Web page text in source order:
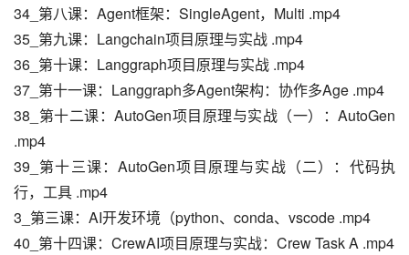
34_第八课：Agent框架：SingleAgent，Multi .mp4
35_第九课：Langchain项目原理与实战 .mp4
36_第十课：Langgraph项目原理与实战 .mp4
37_第十一课：Langgraph多Agent架构：协作多Age .mp4
38_第十二课：AutoGen项目原理与实战（一）：AutoGen
.mp4
39_第十三课：AutoGen项目原理与实战（二）：代码执
行，工具 .mp4
3_第三课：AI开发环境（python、conda、vscode .mp4
40_第十四课：CrewAI项目原理与实战：Crew Task A .mp4